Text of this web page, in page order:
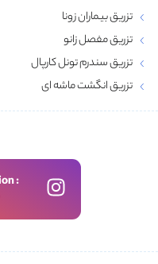
تزریق بیماران زونا
تزریق مفصل زانو
تزریق سندرم تونل کارپال
تزریق انگشت ماشه‌ ای
: